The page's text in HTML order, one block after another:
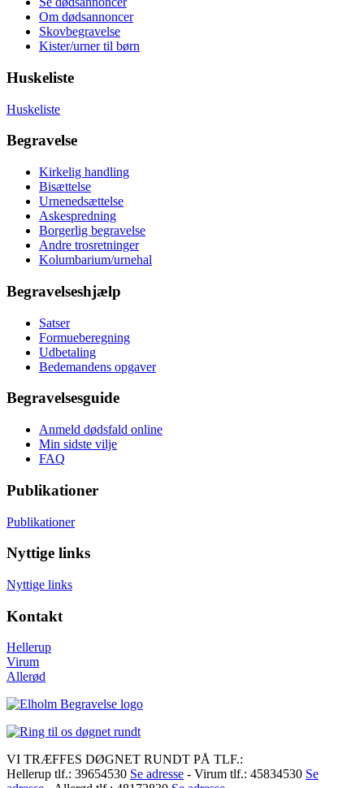
Om dødsannoncer
Skovbegravelse
Kister/urner til børn
Huskeliste
Huskeliste
Begravelse
Kirkelig handling
Bisættelse
Urnenedsættelse
Askespredning
Borgerlig begravelse
Andre trosretninger
Kolumbarium/urnehal
Begravelseshjælp
Satser
Formueberegning
Udbetaling
Bedemandens opgaver
Begravelsesguide
Anmeld dødsfald online
Min sidste vilje
FAQ
Publikationer
Publikationer
Nyttige links
Nyttige links
Kontakt
Hellerup
Virum
Allerød
VI TRÆFFES DØGNET RUNDT PÅ TLF.:
Hellerup tlf.: 39654530 Se adresse - Virum tlf.: 45834530 Se